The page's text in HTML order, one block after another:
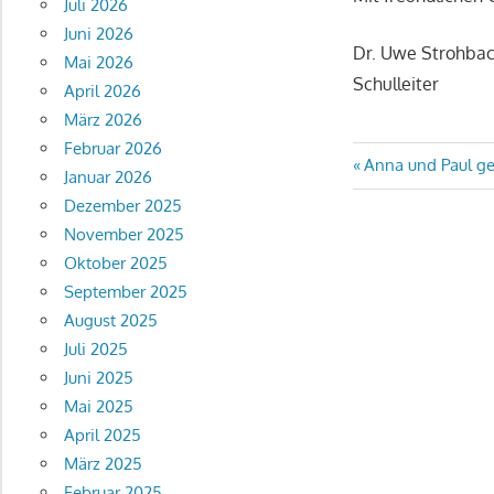
Dr. Uwe
Schulleiter
Vorheriger
Beitrag:
Anna und Paul
Juli 2026
Juni 2026
Mai 2026
April 2026
März 2026
Februar 2026
Januar 2026
Dezember 2025
November 2025
Oktober 2025
September 2025
August 2025
Juli 2025
Juni 2025
Mai 2025
April 2025
März 2025